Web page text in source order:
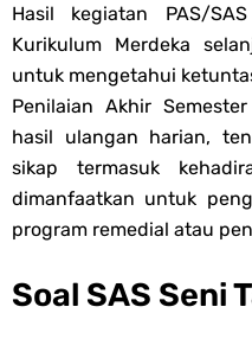
Soal OMI KIMIA
Unduh Buku Teks Utama (BTU)
Dan MA
Hasil kegiatan PAS/
Kurikulum Merdeka
untuk menge­tahui
Penilaian Akhir
hasil ulangan harian,
sikap termasuk
dimanfaatkan untuk
program remedial atau
Soal SAS Seni